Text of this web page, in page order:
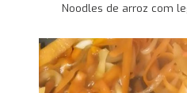
Noodles de arroz com